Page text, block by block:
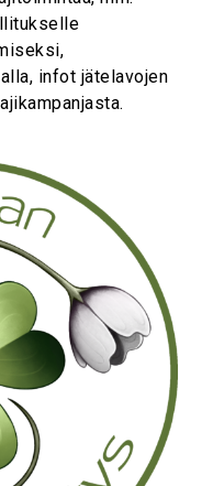
infot jätelavojen